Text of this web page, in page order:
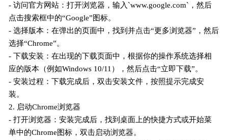
- 访问官方网站：打开浏览器，输入`www.google.com`，然后
点击搜索框中的“Google”图标。
- 选择版本：在弹出的页面中，找到并点击“更多浏览器”，然后
选择“Chrome”。
- 下载安装：在出现的下载页面中，根据你的操作系统选择相
应的版本（例如Windows 10/11），然后点击“立即下载”。
- 安装过程：下载完成后，双击安装文件，按照提示完成安
装。
2. 启动Chrome浏览器
- 打开浏览器：安装完成后，找到桌面上的快捷方式或开始菜
单中的Chrome图标，双击启动浏览器。